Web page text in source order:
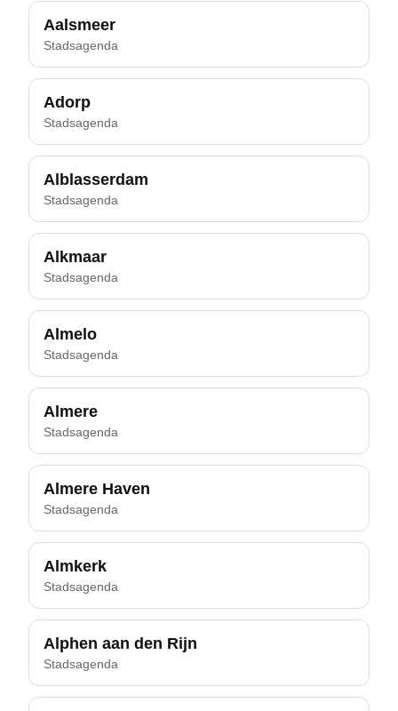
Aalsmeer
Stadsagenda
Adorp
Stadsagenda
Alblasserdam
Stadsagenda
Alkmaar
Stadsagenda
Almelo
Stadsagenda
Almere
Stadsagenda
Almere Haven
Stadsagenda
Almkerk
Stadsagenda
Alphen aan den Rijn
Stadsagenda